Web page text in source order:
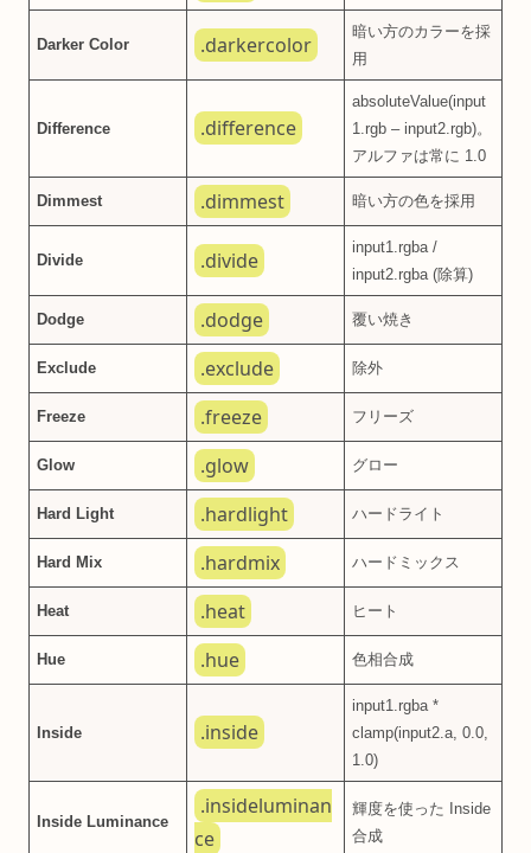
Darker Color .darkercolor
暗い方のカラーを採
用
Difference .difference
absoluteValue(input
1.rgb – input2.rgb)。
アルファは常に 1.0
Dimmest .dimmest 暗い方の色を採用
Divide .divide
input1.rgba /
input2.rgba (除算)
Dodge .dodge 覆い焼き
Exclude .exclude 除外
Freeze .freeze フリーズ
Glow .glow グロー
Hard Light .hardlight ハードライト
Hard Mix .hardmix ハードミックス
Heat .heat ヒート
Hue .hue 色相合成
Inside .inside
input1.rgba *
clamp(input2.a, 0.0,
1.0)
Inside Luminance
.insideluminan
ce
輝度を使った Inside
合成